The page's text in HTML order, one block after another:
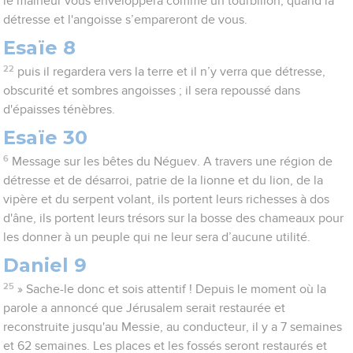
détresse et l'angoisse s’empareront de vous.
Esaïe 8
22 puis il regardera vers la terre et il n’y verra que détresse,
obscurité et sombres angoisses ; il sera repoussé dans
d'épaisses ténèbres.
Esaïe 30
6 Message sur les bêtes du Néguev. A travers une région de
détresse et de désarroi, patrie de la lionne et du lion, de la
vipère et du serpent volant, ils portent leurs richesses à dos
d'âne, ils portent leurs trésors sur la bosse des chameaux pour
les donner à un peuple qui ne leur sera d’aucune utilité.
Daniel 9
25 » Sache-le donc et sois attentif ! Depuis le moment où la
parole a annoncé que Jérusalem serait restaurée et
reconstruite jusqu'au Messie, au conducteur, il y a 7 semaines
et 62 semaines. Les places et les fossés seront restaurés et